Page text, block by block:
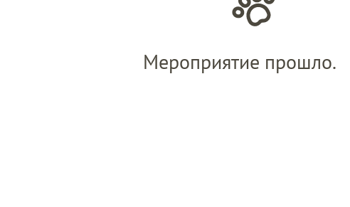
Мероприятие прошло.